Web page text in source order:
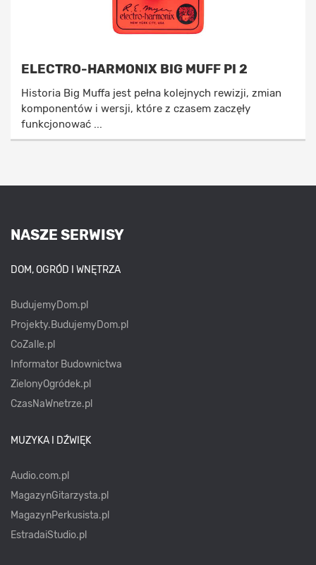
ELECTRO-HARMONIX BIG MUFF PI 2
Historia Big Muffa jest pełna kolejnych rewizji, zmian
komponentów i wersji, które z czasem zaczęły
funkcjonować ...
NASZE SERWISY
DOM, OGRÓD I WNĘTRZA
BudujemyDom.pl
Projekty.BudujemyDom.pl
CoZaIle.pl
Informator Budownictwa
ZielonyOgródek.pl
CzasNaWnetrze.pl
MUZYKA I DŹWIĘK
Audio.com.pl
MagazynGitarzysta.pl
MagazynPerkusista.pl
EstradaiStudio.pl